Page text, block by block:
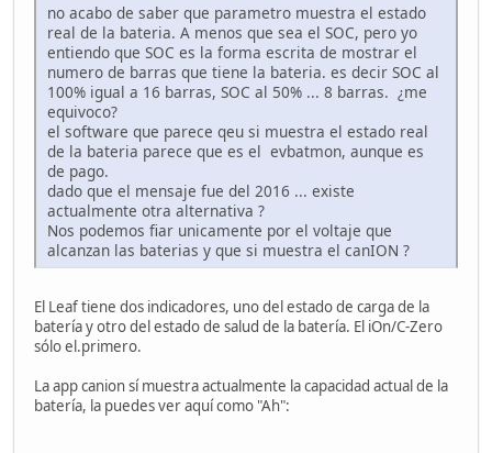
no acabo de saber que parametro muestra el estado
real de la bateria. A menos que sea el SOC, pero yo
entiendo que SOC es la forma escrita de mostrar el
numero de barras que tiene la bateria. es decir SOC al
100% igual a 16 barras, SOC al 50% ... 8 barras. ¿me
equivoco?
el software que parece qeu si muestra el estado real
de la bateria parece que es el evbatmon, aunque es
de pago.
dado que el mensaje fue del 2016 ... existe
actualmente otra alternativa ?
Nos podemos fiar unicamente por el voltaje que
alcanzan las baterias y que si muestra el canION ?
El Leaf tiene dos indicadores, uno del estado de carga de la
batería y otro del estado de salud de la batería. El iOn/C-Zero
sólo el.primero.
La app canion sí muestra actualmente la capacidad actual de la
batería, la puedes ver aquí como "Ah":